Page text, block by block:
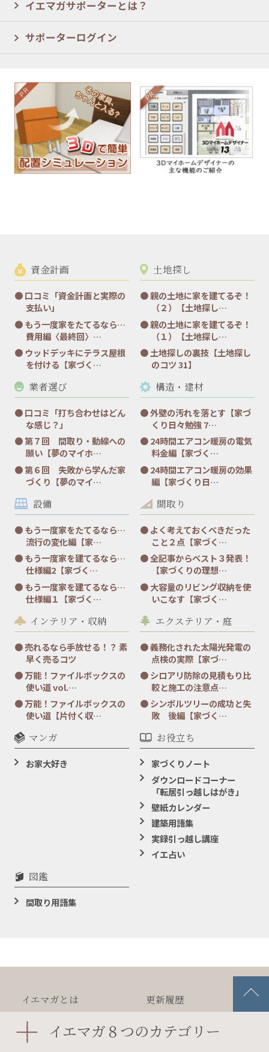
イエマガサポーターとは？
サポーターログイン
資金計画
口コミ「資金計画と実際の
支払い」
もう一度家をたてるなら…
費用編〈最終回〉…
ウッドデッキにテラス屋根
を付ける【家づく…
土地探し
親の土地に家を建てるぞ！
（２）【土地探し…
親の土地に家を建てるぞ！
（１）【土地探し…
土地探しの裏技【土地探し
のコツ 31】
業者選び
口コミ「打ち合わせはどん
な感じ？」
第７回 間取り・動線への
願い【夢のマイホ…
第６回 失敗から学んだ家
づくり【夢のマイ…
構造・建材
外壁の汚れを落とす【家づ
くり日々勉強 7…
24時間エアコン暖房の電気
料金編【家づく…
24時間エアコン暖房の効果
編【家づくり日…
設備
もう一度家をたてるなら…
流行の変化編【家…
もう一度家を建てるなら…
仕様編2【家づく…
もう一度家を建てるなら…
仕様編１【家づく…
間取り
よく考えておくべきだった
こと２点【家づく…
全記事からベスト３発表！
【家づくりの理想…
大容量のリビング収納を使
いこなす【家づく…
インテリア・収納
売れるなら手放せる！？ 素
早く売るコツ
万能！ファイルボックスの
使い道 vol.…
万能！ファイルボックスの
使い道【片付く収…
エクステリア・庭
義務化された太陽光発電の
点検の実際【家づ…
シロアリ防除の見積もり比
較と施工の注意点…
シンボルツリーの成功と失
敗 後編【家づく…
マンガ
お家大好き
お役立ち
家づくりノート
ダウンロードコーナー
「転居引っ越しはがき」
壁紙カレンダー
建築用語集
実録引っ越し講座
イエ占い
図鑑
間取り用語集
イエマガとは 更新履歴
プライバシーポリシー 著作権リンクについて
イエマガ８つのカテゴリー